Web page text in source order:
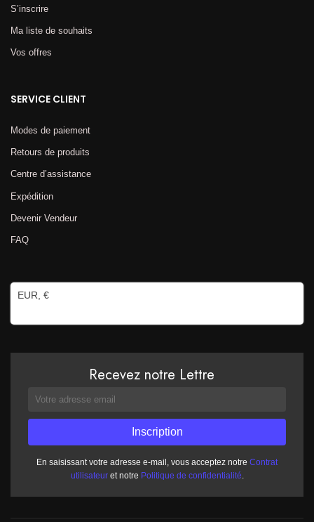
S’inscrire
Ma liste de souhaits
Vos offres
SERVICE CLIENT
Modes de paiement
Retours de produits
Centre d’assistance
Expédition
Devenir Vendeur
FAQ
EUR, €
Recevez notre Lettre
En saisissant votre adresse e-mail, vous acceptez notre Contrat
utilisateuret notre Politique de confidentialité.